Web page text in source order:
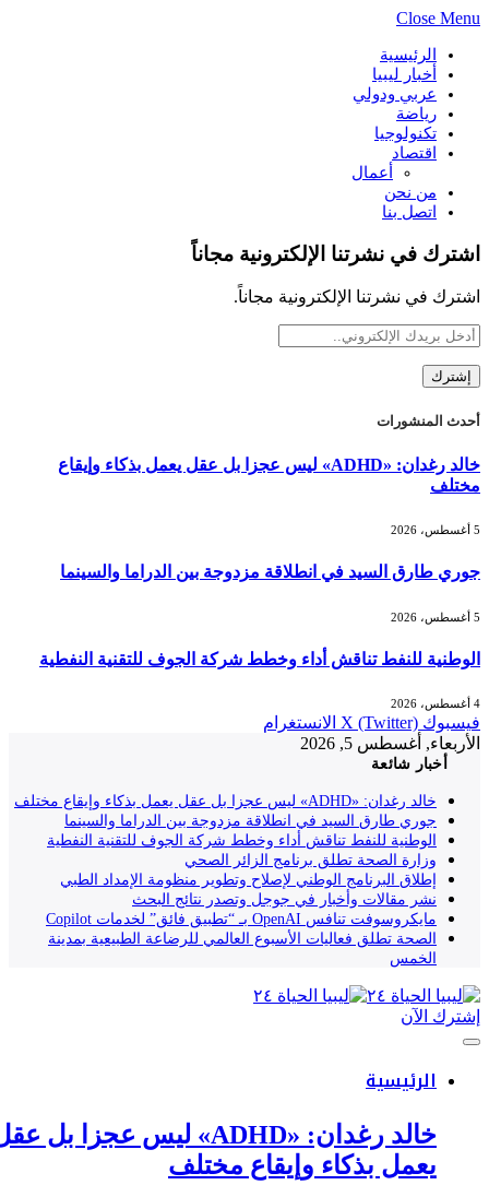
Close Menu
الرئيسية
أخبار ليبيا
عربي ودولي
رياضة
تكنولوجيا
اقتصاد
أعمال
من نحن
اتصل بنا
اشترك في نشرتنا الإلكترونية مجاناً
اشترك في نشرتنا الإلكترونية مجاناً.
أحدث المنشورات
خالد رغدان: «ADHD» ليس عجزا بل عقل يعمل بذكاء وإيقاع
مختلف
جوري طارق السيد في انطلاقة مزدوجة بين الدراما والسينما
الوطنية للنفط تناقش أداء وخطط شركة الجوف للتقنية النفطية
فيسبوك X (Twitter) الانستغرام
الأربعاء, أغسطس 5, 2026
أخبار شائعة
خالد رغدان: «ADHD» ليس عجزا بل عقل يعمل بذكاء وإيقاع مختلف
جوري طارق السيد في انطلاقة مزدوجة بين الدراما والسينما
الوطنية للنفط تناقش أداء وخطط شركة الجوف للتقنية النفطية
وزارة الصحة تطلق برنامج الزائر الصحي
إطلاق البرنامج الوطني لإصلاح وتطوير منظومة الإمداد الطبي
نشر مقالات وأخبار في جوجل وتصدر نتائج البحث
مايكروسوفت تنافس OpenAI بـ “تطبيق فائق” لخدمات Copilot
الصحة تطلق فعاليات الأسبوع العالمي للرضاعة الطبيعية بمدينة
الخمس
إشترك الآن
الرئيسية
خالد رغدان: «ADHD» ليس عجزا بل عقل
يعمل بذكاء وإيقاع مختلف